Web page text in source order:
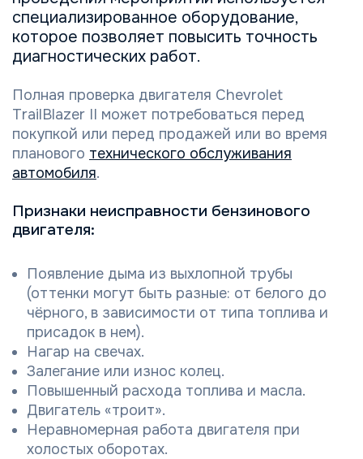
специализированное оборудование,
которое позволяет повысить точность
диагностических работ.
Полная проверка двигателя Chevrolet
TrailBlazer II может потребоваться перед
покупкой или перед продажей или во время
планового технического обслуживания
автомобиля.
Признаки неисправности бензинового
двигателя:
Появление дыма из выхлопной трубы
(оттенки могут быть разные: от белого до
чёрного, в зависимости от типа топлива и
присадок в нем).
Нагар на свечах.
Залегание или износ колец.
Повышенный расхода топлива и масла.
Двигатель «троит».
Неравномерная работа двигателя при
холостых оборотах.